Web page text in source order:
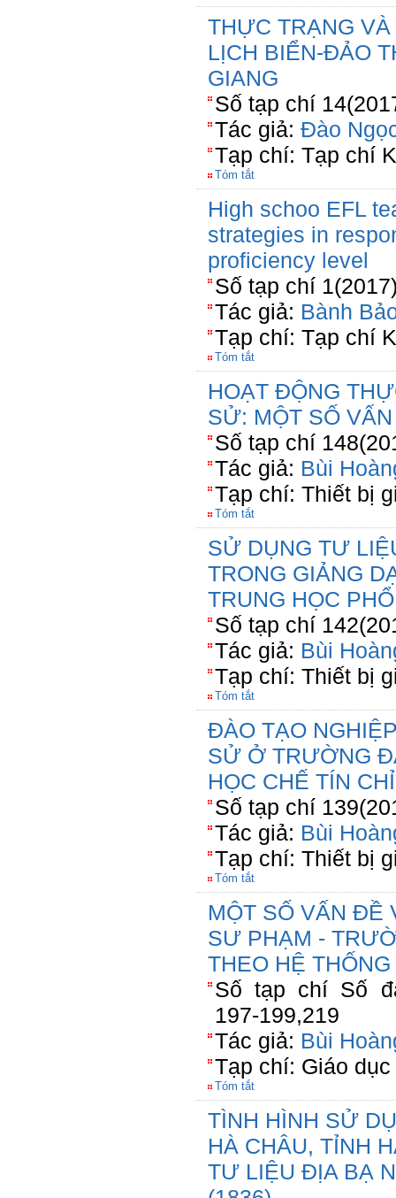
THỰC TRẠNG
LỊCH BIỂN-ĐẢO
GIANG
Số tạp chí
Tác giả: Đào
Tạp chí: Tạp chí
Tóm tắt
High schoo EFL
strategies in
proficiency level
Số tạp chí
Tác giả: Bành
Tạp chí: Tạp chí
Tóm tắt
HOẠT ĐỘNG
SỬ: MỘT SỐ
Số tạp chí
Tác giả: Bùi
Tạp chí: Thiết bị
Tóm tắt
SỬ DỤNG TƯ
TRONG GIẢNG
TRUNG HỌC
Số tạp chí
Tác giả: Bùi
Tạp chí: Thiết bị
Tóm tắt
ĐÀO TẠO
SỬ Ở TRƯỜNG
HỌC CHẾ TÍN CHỈ
Số tạp chí
Tác giả: Bùi
Tạp chí: Thiết bị
Tóm tắt
MỘT SỐ VẤN ĐỀ
SƯ PHẠM -
THEO HỆ
Số tạp chí Số
197-199,219
Tác giả: Bùi
Tạp chí: Giáo dục
Tóm tắt
TÌNH HÌNH SỬ
HÀ CHÂU, TỈNH
TƯ LIỆU ĐỊA BẠ